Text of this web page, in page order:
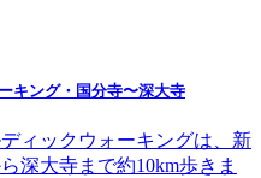
キング・国分寺〜深大寺
ィックウォーキングは、新
深大寺まで約10km歩きま